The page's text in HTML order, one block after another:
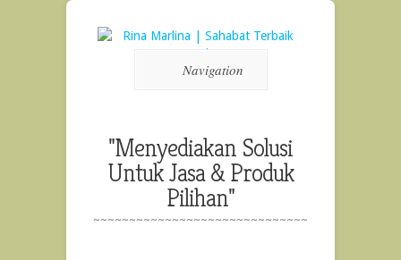
Navigation
"Menyediakan Solusi
Untuk Jasa & Produk
Pilihan"
~~~~~~~~~~~~~~~~~~~~~~~~~~~~~~